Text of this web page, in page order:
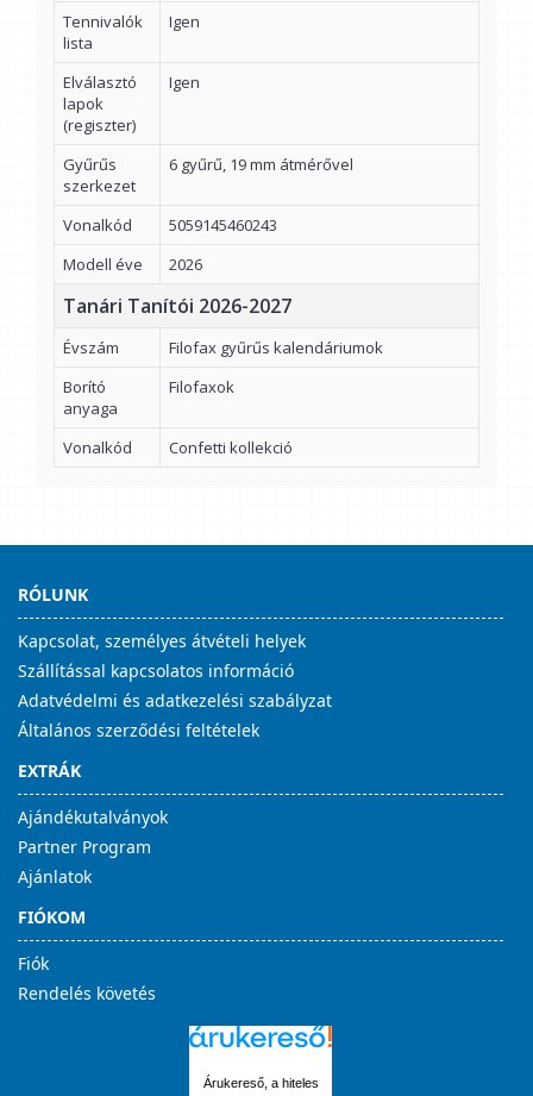
Tennivalók
lista
Igen
Elválasztó
lapok
(regiszter)
Igen
Gyűrűs
szerkezet
6 gyűrű, 19 mm átmérővel
Vonalkód
5059145460243
Modell éve
2026
Tanári Tanítói 2026-2027
Évszám
Filofax gyűrűs kalendáriumok
Borító
anyaga
Filofaxok
Vonalkód Confetti kollekció
RÓLUNK
Kapcsolat, személyes átvételi helyek
Szállítással kapcsolatos információ
Adatvédelmi és adatkezelési szabályzat
Általános szerződési feltételek
EXTRÁK
Ajándékutalványok
Partner Program
Ajánlatok
FIÓKOM
Fiók
Rendelés követés
Árukereső, a hiteles